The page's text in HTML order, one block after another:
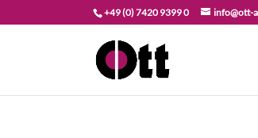
+49 (0) 7420 9399 0 info@ott-